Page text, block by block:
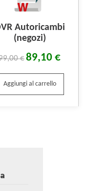
Autoricambi
(negozi)
€89,10€
Aggiungi al carrello